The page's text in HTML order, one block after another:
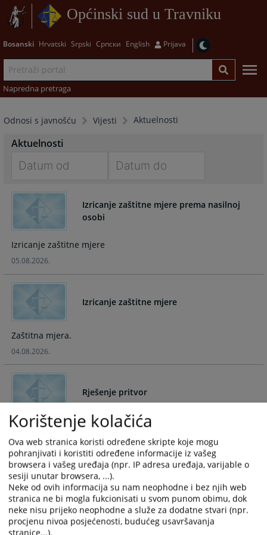
Općinski sud u Travniku
Bosanski Hrvatski Srpski Српски English Prijava
Napredna pretraga
Odnosi s javnošću Vijesti Aktuelnosti
Aktuelnosti
forward
interact
the
calendar
and
date.
Press
question
the
shortcuts
for
changing
dates.
forward
to
and
a
to
the
shortcuts
for
changing
dates.
Izricanje zaštitne mjere prema nasilnoj
osobi
Izricanje zaštitne mjere
05.08.2026.
Izricanje zaštitne mjere
Zaštitna mjera.
04.08.2026.
Rješenje pritvor
Rješenje pritvor
27.07.2026.
Određivanje pritvora
Određivanje pritvora
24.07.2026.
Korištenje kolačića
Ova web stranica koristi određene skripte koje mogu
pohranjivati i koristiti određene informacije iz vašeg
browsera i vašeg uređaja (npr. IP adresa uređaja, varijable o
sesiji unutar browsera, ...).
Neke od ovih informacija su nam neophodne i bez njih web
stranica ne bi mogla fukcionisati u svom punom obimu, dok
neke nisu prijeko neophodne a služe za dodatne stvari (npr.
procjenu nivoa posjećenosti, budućeg usavršavanja
stranice...).